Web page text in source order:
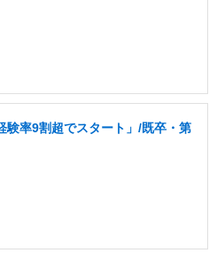
験率9割超でスタート」/既卒・第